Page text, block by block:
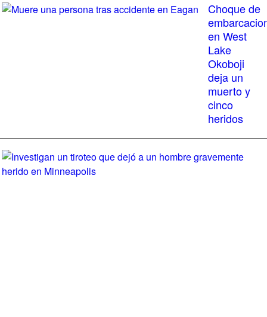
Choque de
en West
Lake
Okoboji
deja un
muerto y
cinco
heridos